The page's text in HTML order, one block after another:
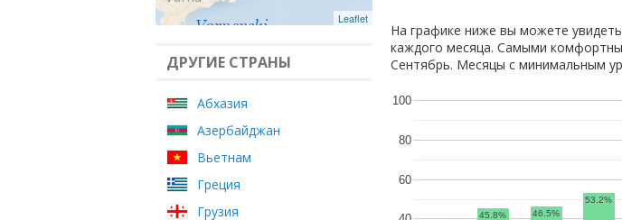
Leaflet
ДРУГИЕ СТРАНЫ
Абхазия
Азербайджан
Вьетнам
Греция
Грузия
На графике ниже вы можете
каждого месяца. Самыми
Сентябрь. Месяцы с минимальным
60
80
100
45.8% 46.5%
53.2%